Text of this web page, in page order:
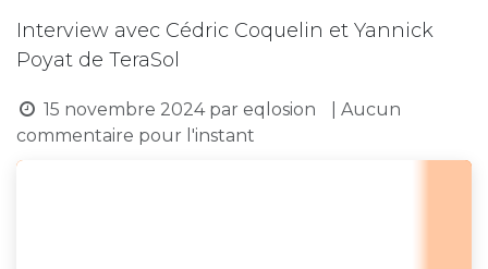
Interview avec Cédric Coquelin et Yannick
Poyat de TeraSol
15 novembre 2024 par eqlosion
| Aucun
commentaire pour l'instant